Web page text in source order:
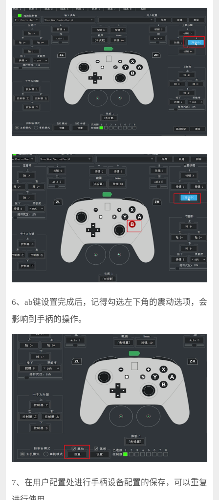
6、ab键设置完成后，记得勾选左下角的震动选项，会
影响到手柄的操作。
7、在用户配置处进行手柄设备配置的保存，可以重复